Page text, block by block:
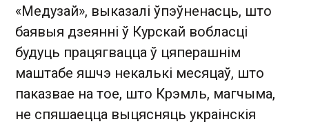
«Медузай», выказалі ўпэўненасць, што
баявыя дзеянні ў Курскай вобласці
будуць працягвацца ў цяперашнім
маштабе яшчэ некалькі месяцаў, што
паказвае на тое, што Крэмль, магчыма,
не спяшаецца выцясняць украінскія